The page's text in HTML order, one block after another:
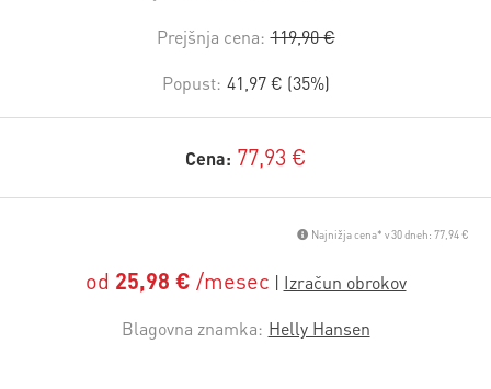
Prejšnja cena: 119,90 €
Popust: 41,97 € (35%)
Cena: 77,93 €
Najnižja cena* v 30 dneh: 77,94 €
od 25,98 € /mesec
Blagovna znamka: Helly Hansen